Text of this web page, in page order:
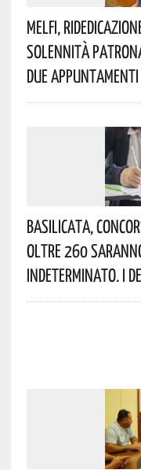
Melfi,
Solennità
Due
Basilicata,
Oltre 260
Indeterminato. I